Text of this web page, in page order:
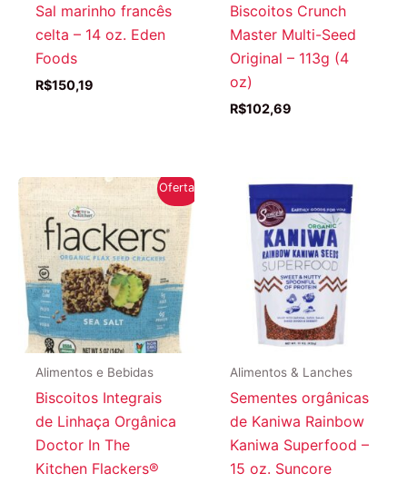
Sal marinho francês
celta – 14 oz. Eden
Foods
R$150,19
Biscoitos Crunch
Master Multi-Seed
Original – 113g (4
oz)
R$102,69
Oferta!
Alimentos e Bebidas
Biscoitos Integrais
de Linhaça Orgânica
Doctor In The
Kitchen Flackers®
Alimentos & Lanches
Sementes orgânicas
de Kaniwa Rainbow
Kaniwa Superfood –
15 oz. Suncore